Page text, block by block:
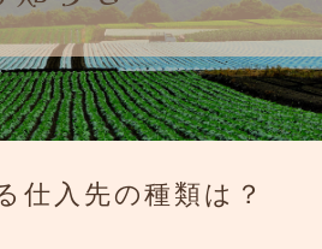
仕入先の種類は？